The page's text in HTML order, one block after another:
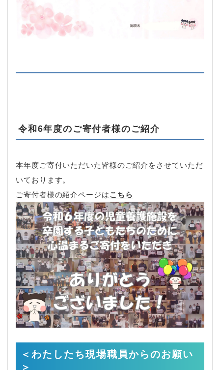
令和6年度のご寄付者様のご紹介
本年度ご寄付いただいた皆様のご紹介をさせていただ
いております。
ご寄付者様の紹介ページはこちら
＜わたしたち現場職員からのお願い
＞